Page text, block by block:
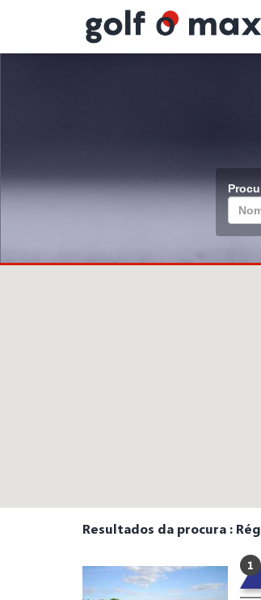
Resultados da procura :
1
Painel de Gerenciamento de Cookies